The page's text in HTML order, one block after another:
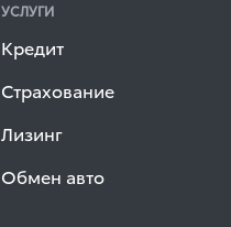
УСЛУГИ
Кредит
Страхование
Лизинг
Обмен авто